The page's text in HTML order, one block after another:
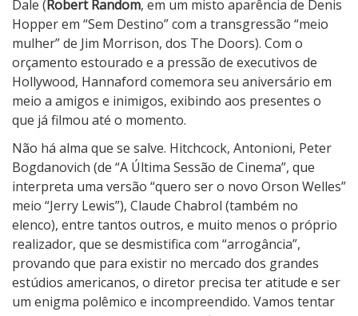
Dale (Robert Random, em um misto aparência de Denis
Hopper em “Sem Destino” com a transgressão “meio
mulher” de Jim Morrison, dos The Doors). Com o
orçamento estourado e a pressão de executivos de
Hollywood, Hannaford comemora seu aniversário em
meio a amigos e inimigos, exibindo aos presentes o
que já filmou até o momento.
Não há alma que se salve. Hitchcock, Antonioni, Peter
Bogdanovich (de “A Última Sessão de Cinema”, que
interpreta uma versão “quero ser o novo Orson Welles”
meio “Jerry Lewis”), Claude Chabrol (também no
elenco), entre tantos outros, e muito menos o próprio
realizador, que se desmistifica com “arrogância”,
provando que para existir no mercado dos grandes
estúdios americanos, o diretor precisa ter atitude e ser
um enigma polêmico e incompreendido. Vamos tentar